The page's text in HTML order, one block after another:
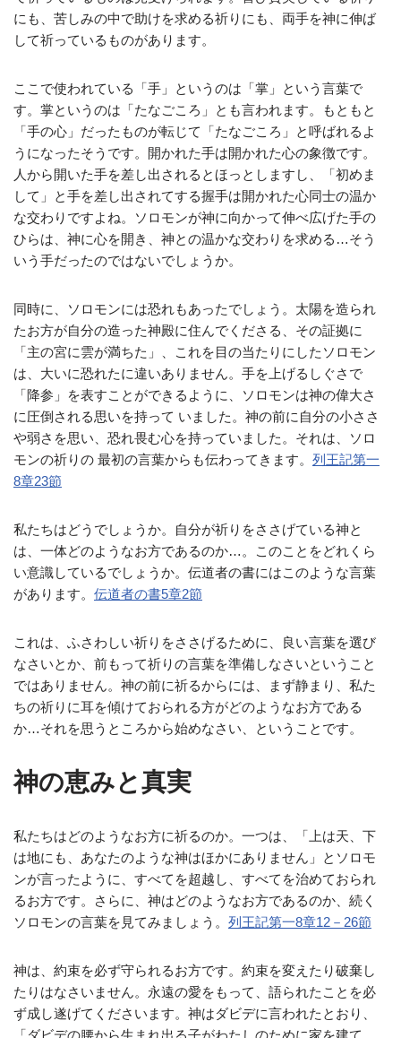
にも、苦しみの中で助けを求める祈りにも、両手を神に伸ば
して祈っているものがあります。
ここで使われている「手」というのは「掌」という言葉で
す。掌というのは「たなごころ」とも言われます。もともと
「手の心」だったものが転じて「たなごころ」と呼ばれるよ
うになったそうです。開かれた手は開かれた心の象徴です。
人から開いた手を差し出されるとほっとしますし、「初めま
して」と手を差し出されてする握手は開かれた心同士の温か
な交わりですよね。ソロモンが神に向かって伸べ広げた手の
ひらは、神に心を開き、神との温かな交わりを求める…そう
いう手だったのではないでしょうか。
同時に、ソロモンには恐れもあったでしょう。太陽を造られ
たお方が自分の造った神殿に住んでくださる、その証拠に
「主の宮に雲が満ちた」、これを目の当たりにしたソロモン
は、大いに恐れたに違いありません。手を上げるしぐさで
「降参」を表すことができるように、ソロモンは神の偉大さ
に圧倒される思いを持って いました。神の前に自分の小ささ
や弱さを思い、恐れ畏む心を持っていました。それは、ソロ
モンの祈りの 最初の言葉からも伝わってきます。 列王記第一
8章23節
私たちはどうでしょうか。自分が祈りをささげている神と
は、一体どのようなお方であるのか…。このことをどれくら
い意識しているでしょうか。伝道者の書にはこのような言葉
があります。 伝道者の書5章2節
これは、ふさわしい祈りをささげるために、良い言葉を選び
なさいとか、前もって祈りの言葉を準備しなさいということ
ではありません。神の前に祈るからには、まず静まり、私た
ちの祈りに耳を傾けておられる方がどのようなお方である
か…それを思うところから始めなさい、ということです。
神の恵みと真実
私たちはどのようなお方に祈るのか。一つは、「上は天、下
は地にも、あなたのような神はほかにありません」とソロモ
ンが言ったように、すべてを超越し、すべてを治めておられ
るお方です。さらに、神はどのようなお方であるのか、続く
ソロモンの言葉を見てみましょう。 列王記第一8章12－26節
神は、約束を必ず守られるお方です。約束を変えたり破棄し
たりはなさいません。永遠の愛をもって、語られたことを必
ず成し遂げてくださいます。神はダビデに言われたとおり、
「ダビデの腰から生まれ出る子がわたしのために家を建て